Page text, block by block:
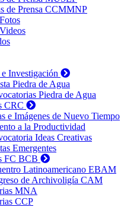
de Prensa CCMMNP
Investigación
Piedra de Agua
Piedra de Agua
CRC
e Imágenes de Nuevo Tiempo
a la Productividad
Ideas Creativas
Emergentes
FC BCB
Latinoamericano EBAM
de Archivoligía CAM
MNA
CCP